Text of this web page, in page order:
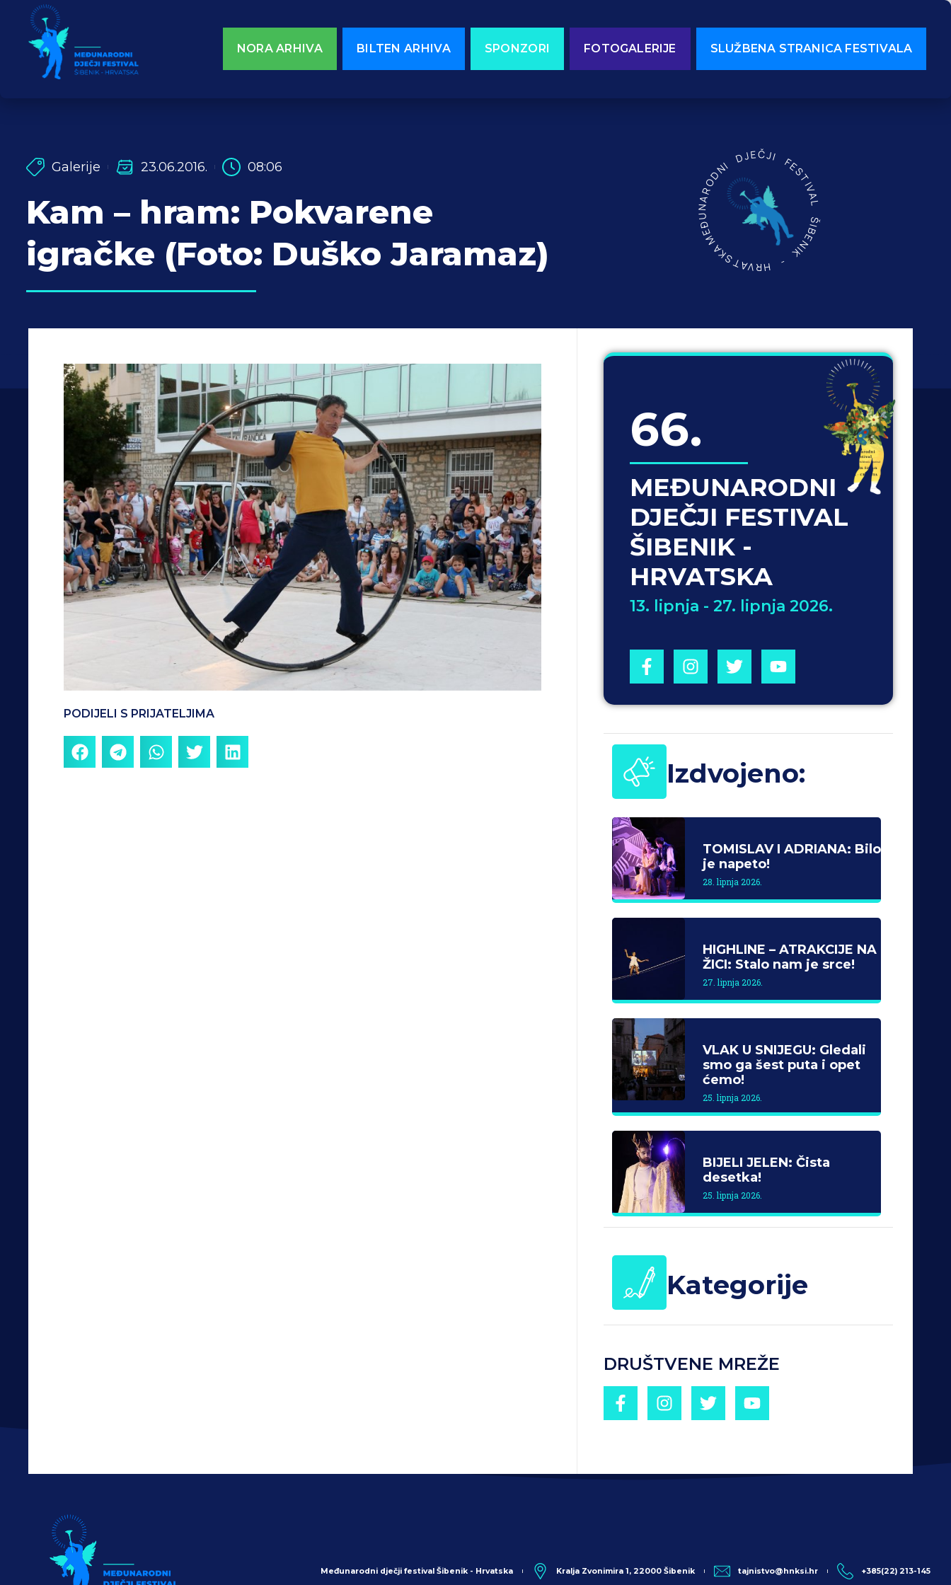
NORA ARHIVA BILTEN ARHIVA SPONZORI FOTOGALERIJE SLUŽBENA STRANICA FESTIVALA
Galerije 23.06.2016. 08:06
Kam – hram: Pokvarene
igračke (Foto: Duško Jaramaz)
MEĐUNARODNI DJEČJI FESTIVAL ŠIBENIK - HRVATSKA
PODIJELI S PRIJATELJIMA
66.
MEĐUNARODNI
DJEČJI FESTIVAL
ŠIBENIK -
HRVATSKA
13. lipnja - 27. lipnja 2026.
Izdvojeno:
TOMISLAV I ADRIANA: Bilo
je napeto!
28. lipnja 2026.
HIGHLINE – ATRAKCIJE NA
ŽICI: Stalo nam je srce!
27. lipnja 2026.
VLAK U SNIJEGU: Gledali
smo ga šest puta i opet
ćemo!
25. lipnja 2026.
BIJELI JELEN: Čista
desetka!
25. lipnja 2026.
Kategorije
DRUŠTVENE MREŽE
Međunarodni dječji festival Šibenik - Hrvatska Kralja Zvonimira 1, 22000 Šibenik tajnistvo@hnksi.hr +385(22) 213-145